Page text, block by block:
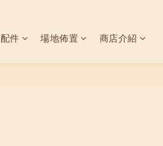
件 場地佈置 商店介紹